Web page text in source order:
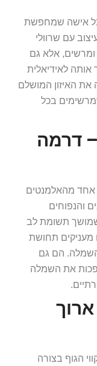
אישה שמחפשת
עם שרוולי
אלא גם
אותה לאידיאלית
את האיזון המושלם
בכל
– דרמה
אחד מהאלמנטים
והנפוחים
שמושך תשומת לב
מעניקים תחושת
השמלה. הם גם
את השמלה
הגוף בצורה